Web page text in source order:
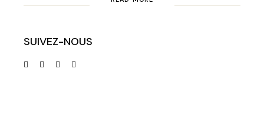
SUIVEZ-NOUS